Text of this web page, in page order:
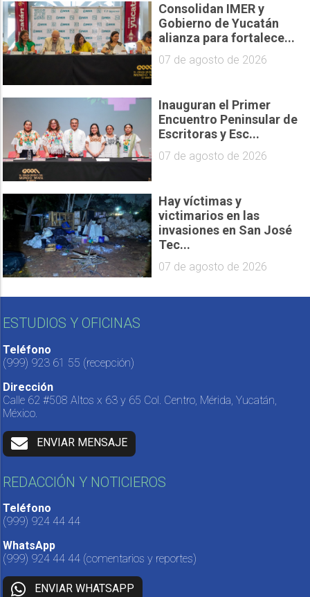
Consolidan IMER y
Gobierno de Yucatán
alianza para fortalece...
07 de agosto de 2026
Inauguran el Primer
Encuentro Peninsular de
Escritoras y Esc...
07 de agosto de 2026
Hay víctimas y
victimarios en las
invasiones en San José
Tec...
07 de agosto de 2026
ESTUDIOS Y OFICINAS
Teléfono
(999) 923 61 55 (recepción)
Dirección
Calle 62 #508 Altos x 63 y 65 Col. Centro, Mérida, Yucatán,
México.
ENVIAR MENSAJE
REDACCIÓN Y NOTICIEROS
Teléfono
(999) 924 44 44
WhatsApp
(999) 924 44 44 (comentarios y reportes)
ENVIAR WHATSAPP